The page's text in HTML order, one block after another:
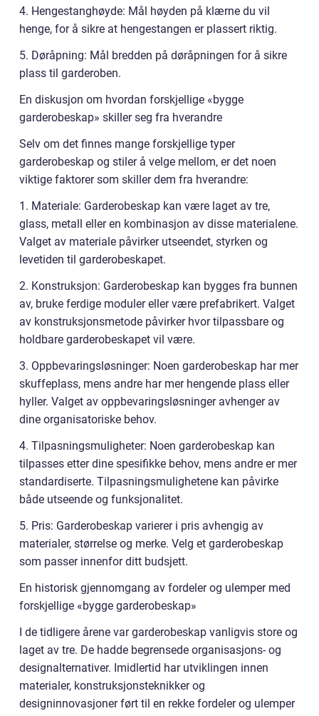
4. Hengestanghøyde: Mål høyden på klærne du vil
henge, for å sikre at hengestangen er plassert riktig.
5. Døråpning: Mål bredden på døråpningen for å sikre
plass til garderoben.
En diskusjon om hvordan forskjellige «bygge
garderobeskap» skiller seg fra hverandre
Selv om det finnes mange forskjellige typer
garderobeskap og stiler å velge mellom, er det noen
viktige faktorer som skiller dem fra hverandre:
1. Materiale: Garderobeskap kan være laget av tre,
glass, metall eller en kombinasjon av disse materialene.
Valget av materiale påvirker utseendet, styrken og
levetiden til garderobeskapet.
2. Konstruksjon: Garderobeskap kan bygges fra bunnen
av, bruke ferdige moduler eller være prefabrikert. Valget
av konstruksjonsmetode påvirker hvor tilpassbare og
holdbare garderobeskapet vil være.
3. Oppbevaringsløsninger: Noen garderobeskap har mer
skuffeplass, mens andre har mer hengende plass eller
hyller. Valget av oppbevaringsløsninger avhenger av
dine organisatoriske behov.
4. Tilpasningsmuligheter: Noen garderobeskap kan
tilpasses etter dine spesifikke behov, mens andre er mer
standardiserte. Tilpasningsmulighetene kan påvirke
både utseende og funksjonalitet.
5. Pris: Garderobeskap varierer i pris avhengig av
materialer, størrelse og merke. Velg et garderobeskap
som passer innenfor ditt budsjett.
En historisk gjennomgang av fordeler og ulemper med
forskjellige «bygge garderobeskap»
I de tidligere årene var garderobeskap vanligvis store og
laget av tre. De hadde begrensede organisasjons- og
designalternativer. Imidlertid har utviklingen innen
materialer, konstruksjonsteknikker og
designinnovasjoner ført til en rekke fordeler og ulemper